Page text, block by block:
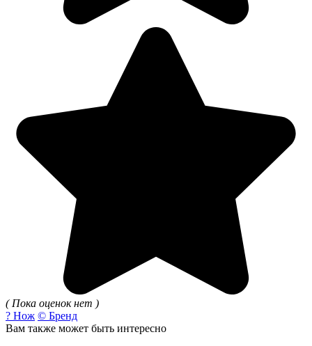
( Пока оценок нет )
? Нож © Бренд
Вам также может быть интересно